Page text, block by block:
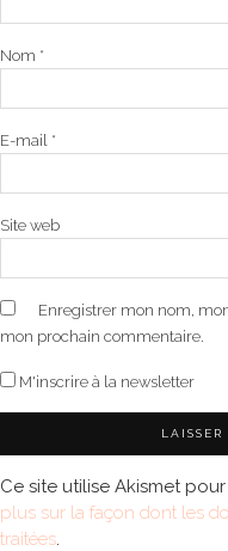
Nom *
E-mail *
Site web
Enregistrer mon nom,
mon prochain commentaire.
M'inscrire à la newsletter
Ce site utilise Akismet
plus sur la façon dont les
traitées.